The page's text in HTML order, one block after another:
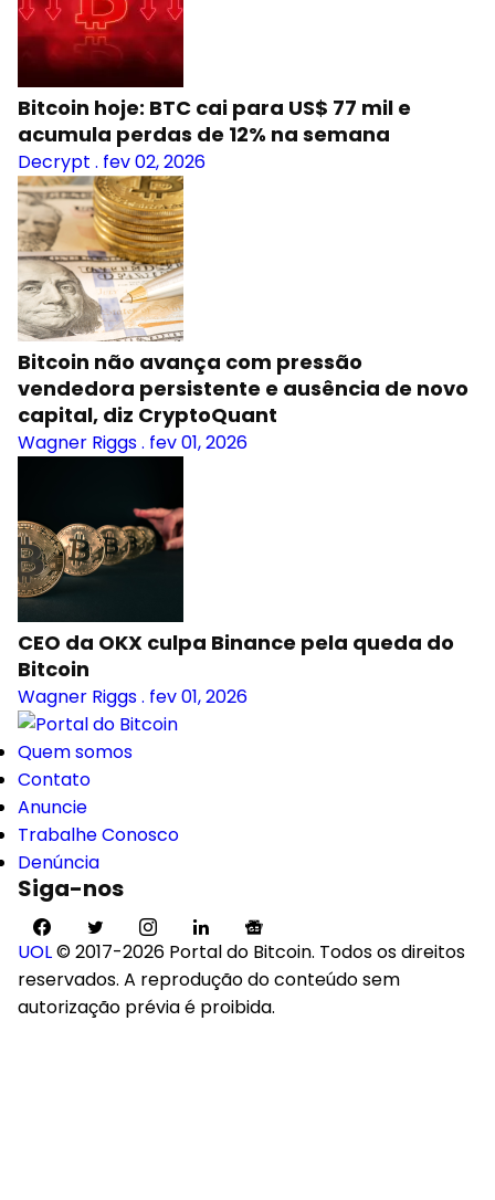
Bitcoin hoje: BTC cai para US$ 77 mil e
acumula perdas de 12% na semana
Decrypt . fev 02, 2026
Bitcoin não avança com pressão
vendedora persistente e ausência de novo
capital, diz CryptoQuant
Wagner Riggs. fev 01, 2026
CEO da OKX culpa Binance pela queda do
Bitcoin
Wagner Riggs. fev 01, 2026
Quem somos
Contato
Anuncie
Trabalhe Conosco
Denúncia
Siga-nos
UOL© 2017-2026 Portal do Bitcoin. Todos os direitos
reservados. A reprodução do conteúdo sem
autorização prévia é proibida.